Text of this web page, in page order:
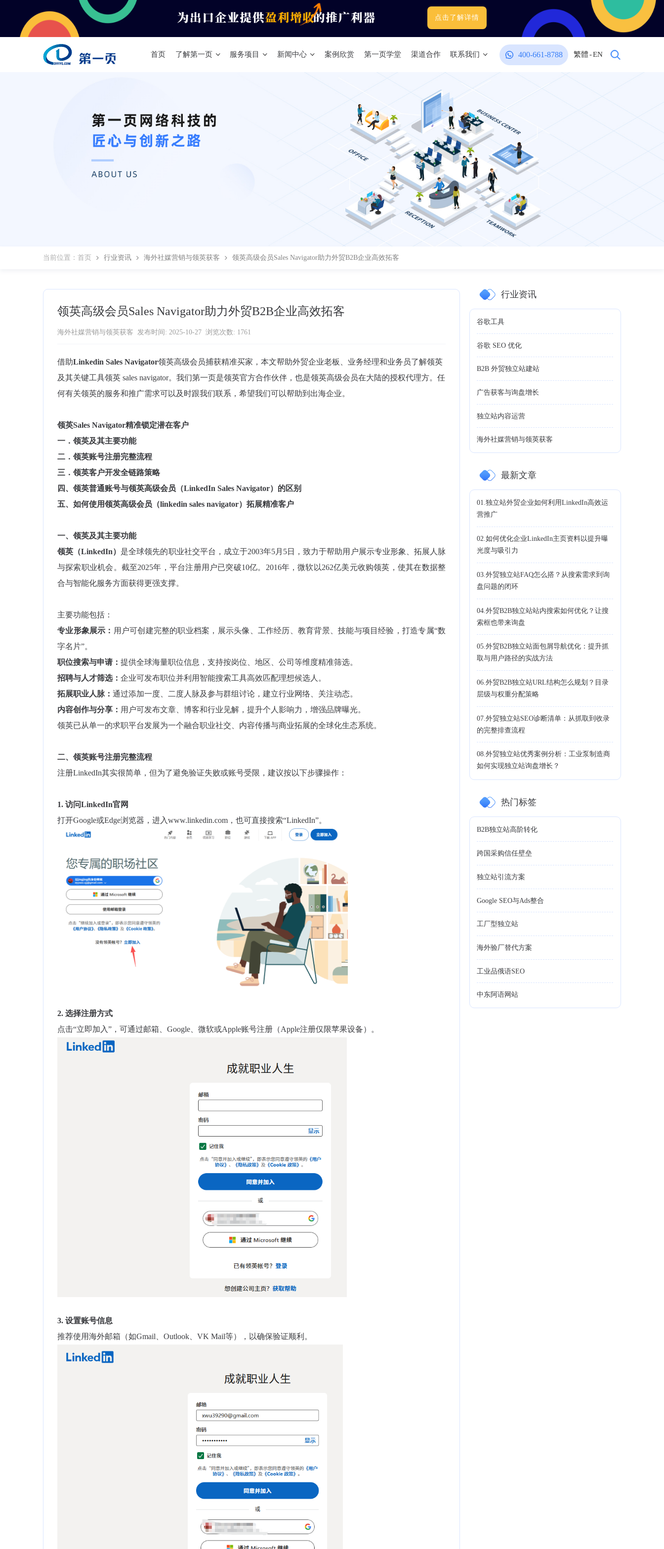
点击了解详情
首页 了解第一页 服务项目 新闻中心 案例欣赏 第一页学堂 渠道合作 联系我们 400-661-8788 繁體 -EN
当前位置：首页 行业资讯 海外社媒营销与领英获客 领英高级会员Sales Navigator助力外贸B2B企业高效拓客
领英高级会员Sales Navigator助力外贸B2B企业高效拓客
海外社媒营销与领英获客 发布时间: 2025-10-27 浏览次数: 1761
借助Linkedin Sales Navigator领英高级会员捕获精准买家，本文帮助外贸企业老板、业务经理和业务员了解领英
及其关键工具领英 sales navigator。我们第一页是领英官方合作伙伴，也是领英高级会员在大陆的授权代理方。任
何有关领英的服务和推广需求可以及时跟我们联系，希望我们可以帮助到出海企业。
领英Sales Navigator精准锁定潜在客户
一．领英及其主要功能
二．领英账号注册完整流程
三．领英客户开发全链路策略
四、领英普通账号与领英高级会员（LinkedIn Sales Navigator）的区别
五、如何使用领英高级会员（linkedin sales navigator）拓展精准客户
一、领英及其主要功能
领英（LinkedIn） 是全球领先的职业社交平台，成立于2003年5月5日，致力于帮助用户展示专业形象、拓展人脉
与探索职业机会。截至2025年，平台注册用户已突破10亿。2016年，微软以262亿美元收购领英，使其在数据整
合与智能化服务方面获得更强支撑。
主要功能包括：
专业形象展示： 用户可创建完整的职业档案，展示头像、工作经历、教育背景、技能与项目经验，打造专属“数
字名片”。
职位搜索与申请：提供全球海量职位信息，支持按岗位、地区、公司等维度精准筛选。
招聘与人才筛选：企业可发布职位并利用智能搜索工具高效匹配理想候选人。
拓展职业人脉：通过添加一度、二度人脉及参与群组讨论，建立行业网络、关注动态。
内容创作与分享： 用户可发布文章、博客和行业见解，提升个人影响力，增强品牌曝光。
领英已从单一的求职平台发展为一个融合职业社交、内容传播与商业拓展的全球化生态系统。
二、领英账号注册完整流程
注册LinkedIn其实很简单，但为了避免验证失败或账号受限，建议按以下步骤操作：
1.访问LinkedIn官网
打开Google或Edge浏览器，进入www.linkedin.com，也可直接搜索“LinkedIn”。
2.选择注册方式
点击“立即加入”，可通过邮箱、Google、微软或Apple账号注册（Apple注册仅限苹果设备）。
3.设置账号信息
推荐使用海外邮箱（如Gmail、Outlook、VK Mail等），以确保验证顺利。
行业资讯
谷歌工具
谷歌 SEO 优化
B2B 外贸独立站建站
广告获客与询盘增长
独立站内容运营
海外社媒营销与领英获客
最新文章
01.独立站外贸企业如何利用LinkedIn高效运
营推广
02.如何优化企业LinkedIn主页资料以提升曝
光度与吸引力
03.外贸独立站FAQ怎么搭？从搜索需求到询
盘问题的闭环
04.外贸B2B独立站站内搜索如何优化？让搜
索框也带来询盘
05.外贸B2B独立站面包屑导航优化：提升抓
取与用户路径的实战方法
06.外贸B2B独立站URL结构怎么规划？目录
层级与权重分配策略
07.外贸独立站SEO诊断清单：从抓取到收录
的完整排查流程
08.外贸独立站优秀案例分析：工业泵制造商
如何实现独立站询盘增长？
热门标签
B2B独立站高阶转化
跨国采购信任壁垒
独立站引流方案
Google SEO与Ads整合
工厂型独立站
海外验厂替代方案
工业品俄语SEO
中东阿语网站